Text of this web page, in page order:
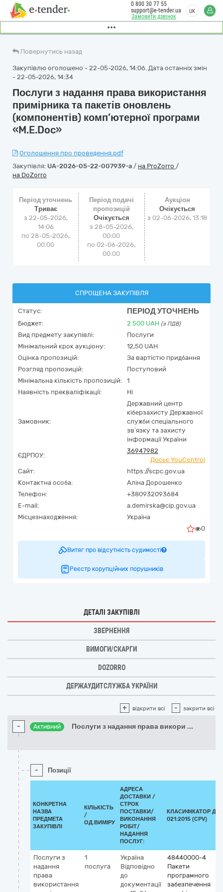
Замовити дзвінок
0 800 30 77 55
support@e-tender.ua
UK
Повернутись назад
Закупівлю оголошено - 22-05-2026, 14:06. Дата останніх змін
- 22-05-2026, 14:34
Послуги з надання права використання
примірника та пакетів оновлень
(компонентів) комп’ютерної програми
«M.E.Doc»
Оголошення про проведення.pdf
Закупівля: UA-2026-05-22-007939-a / на ProZorro /
на DoZorro
Період уточнень
Триває
з 22-05-2026,
14:06
по 28-05-2026,
00:00
Період подачі
пропозицій
Очікується
з 28-05-2026,
00:00
по 02-06-2026,
00:00
Аукціон
Очікується
з 02-06-2026, 13:18
СПРОЩЕНА ЗАКУПІВЛЯ
Статус: ПЕРІОД УТОЧНЕНЬ
Бюджет: 2 500 UAH (з ПДВ)
Вид предмету закупівлі:
Послуги
Мінімальний крок аукціону:
12,50 UAH
Оцінка пропозицій:
За вартістю придбання
Розгляд пропозицій:
Поступовий
Мінімальна кількість пропозицій:
1
Наявність прекваліфікації:
Ні
Замовник:
Державний центр
кіберзахисту Державної
служби спеціального
зв’язку та захисту
інформації України
ЄДРПОУ:
36947982
Досьє YouControl
Сайт:
https://scpc.gov.ua
Контактна особа:
Аліна Дорошенко
Телефон:
+380932093684
E-mail:
a.demirska@cip.gov.ua
Місцезнаходження:
Україна
0
Витяг про відсутність судимості
Реєстр корупційних порушників
ДЕТАЛІ ЗАКУПІВЛІ
ЗВЕРНЕННЯ
ВИМОГИ/СКАРГИ
DOZORRO
ДЕРЖАУДИТСЛУЖБА УКРАЇНИ
+ відкрити всі - закрити всі
- Активний Послуги з надання права викори ...
- Позиції
КОНКРЕТНА
НАЗВА
ПРЕДМЕТА
ЗАКУПІВЛІ
КІЛЬКІСТЬ
/
ОД.ВИМІРУ
АДРЕСА
ДОСТАВКИ /
СТРОК
ПОСТАВКИ/
ВИКОНАННЯ
РОБІТ/
НАДАННЯ
ПОСЛУГ:
КЛАСИФІКАТОР ДК
021:2015 (CPV)
Послуги з
надання
права
використання
1
послуга
Україна
Відповідно
до
документації
48440000-4
Пакети
програмного
забезпечення